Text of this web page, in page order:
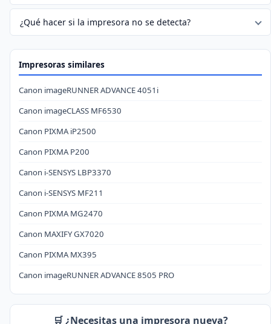
¿Qué hacer si la impresora no se detecta?
Impresoras similares
Canon imageRUNNER ADVANCE 4051i
Canon imageCLASS MF6530
Canon PIXMA iP2500
Canon PIXMA P200
Canon i-SENSYS LBP3370
Canon i-SENSYS MF211
Canon PIXMA MG2470
Canon MAXIFY GX7020
Canon PIXMA MX395
Canon imageRUNNER ADVANCE 8505 PRO
🛒 ¿Necesitas una impresora nueva?